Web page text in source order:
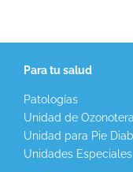
Para tu salud
Patologías
Unidad de
Unidad para Pie
Unidades Especiales